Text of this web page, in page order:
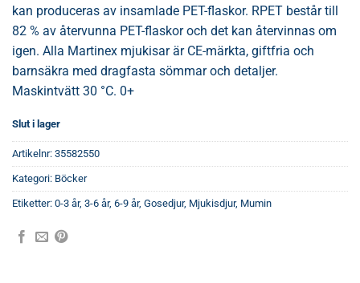
kan produceras av insamlade PET-flaskor. RPET består till
82 % av återvunna PET-flaskor och det kan återvinnas om
igen. Alla Martinex mjukisar är CE-märkta, giftfria och
barnsäkra med dragfasta sömmar och detaljer.
Maskintvätt 30 °C. 0+
Slut i lager
Artikelnr: 35582550
Kategori: Böcker
Etiketter: 0-3 år, 3-6 år, 6-9 år, Gosedjur, Mjukisdjur, Mumin